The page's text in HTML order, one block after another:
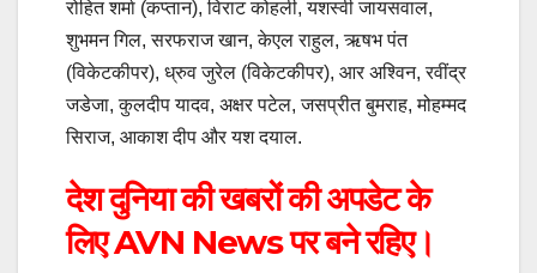
रोहित शर्मा (कप्तान), विराट कोहली, यशस्वी जायसवाल,
शुभमन गिल, सरफराज खान, केएल राहुल, ऋषभ पंत
(विकेटकीपर), ध्रुव जुरेल (विकेटकीपर), आर अश्विन, रवींद्र
जडेजा, कुलदीप यादव, अक्षर पटेल, जसप्रीत बुमराह, मोहम्मद
सिराज, आकाश दीप और यश दयाल.
देश दुनिया की खबरों की अपडेट के
लिएAVN Newsपर बने रहिए।